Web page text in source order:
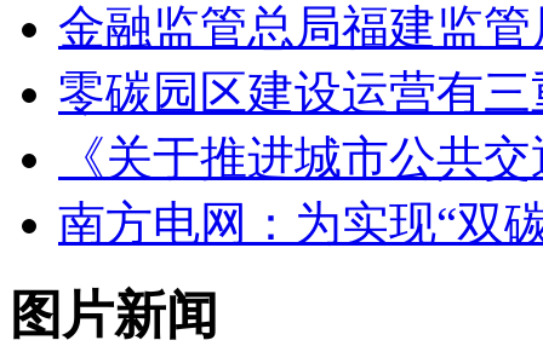
金融监管总局福建监
零碳园区建设运营有
《关于推进城市公共
南方电网：为实现“双
图片新闻